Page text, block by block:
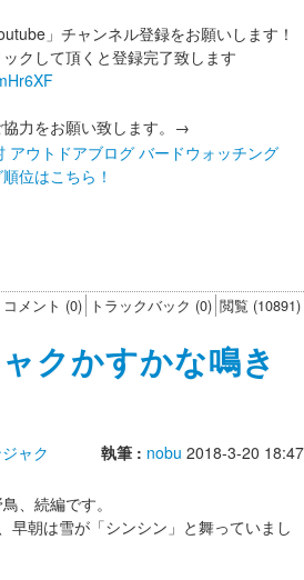
」チャンネル登録をお願いします！
クして頂くと登録完了致します
力をお願い致します。→
位はこちら！
コメント (0) トラックバック (0) 閲覧 (10891)
クかすかな鳴き
ャク 執筆 : nobu 2018-3-20 18:47
、続編です。
早朝は雪が「シンシン」と舞っていまし